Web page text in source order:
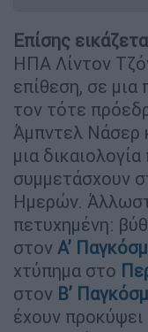
Επίσης
ΗΠΑ Λίντον
επίθεση, σε μια
τον τότε
Άμπντελ Νάσερ
μια
συμμετάσχουν
Ημερών.
πετυχημένη:
στον Α’
χτύπημα στο
στον Β’
έχουν προκύψει